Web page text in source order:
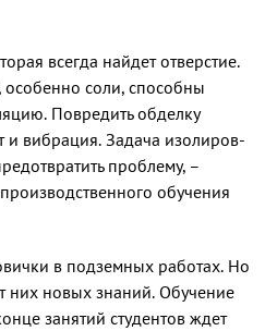
всегда найдет отверстие.
соли, способны
Повредить обделку
и вибрация. Задача изолиров­
проблему, –
обучения
в подземных работах. Но
них новых знаний. Обучение
занятий студентов ждет